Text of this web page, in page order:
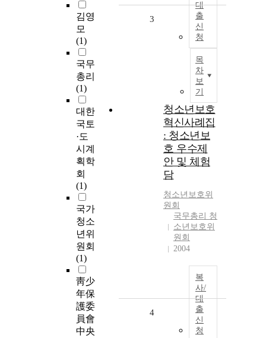
김영
모
(1)
국무
총리
(1)
대한
국토
·도
시계
획학
회
(1)
국가
청소
년위
원회
(1)
靑少
年保
護委
員會
中央
대
출
신
청
목
차
보
기
3
청소년보호
혁신사례집
: 청소년보
호 우수제
안 및 체험
담
청소년 보호위
원회
국무총리 청
소년보호위
원회
2004
복
사/
대
출
신
청
4